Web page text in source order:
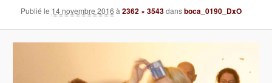
Publié le 14 novembre 2016 à2362 × 3543dansboca_0190_DxO